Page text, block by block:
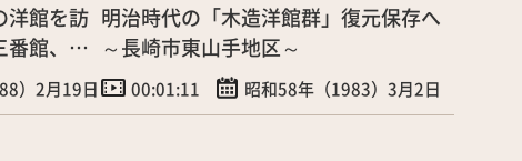
洋館を訪
館、杠
）2月19日
明治時代の「木造洋館群」復元保存へ
～長崎市東山手地区～
00:01:11 昭和58年（1983）3月2日